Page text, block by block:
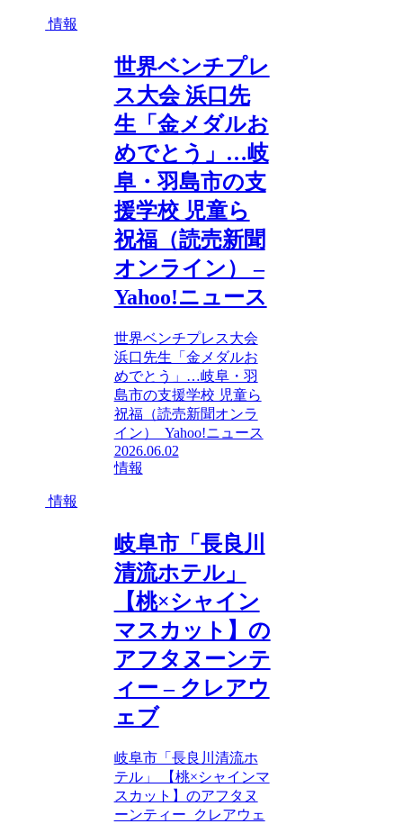
情報
世界ベンチプレ
ス大会 浜口先
生「金メダルお
めでとう」…岐
阜・羽島市の支
援学校 児童ら
祝福（読売新聞
オンライン） –
Yahoo!ニュース
世界ベンチプレス大会
浜口先生「金メダルお
めでとう」…岐阜・羽
島市の支援学校 児童ら
祝福（読売新聞オンラ
イン） Yahoo!ニュース
2026.06.02
情報
情報
岐阜市「長良川
清流ホテル」
【桃×シャイン
マスカット】の
アフタヌーンテ
ィー – クレアウ
ェブ
岐阜市「長良川清流ホ
テル」 【桃×シャインマ
スカット】のアフタヌ
ーンティー クレアウェ